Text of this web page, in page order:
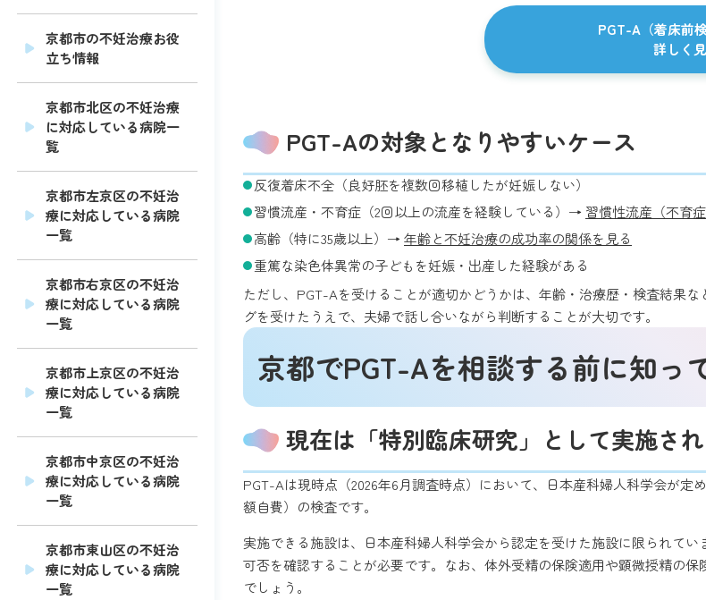
京都市の不妊治療お役
立ち情報
京都市北区の不妊治療
に対応している病院一
覧
京都市左京区の不妊治
療に対応している病院
一覧
京都市右京区の不妊治
療に対応している病院
一覧
京都市上京区の不妊治
療に対応している病院
一覧
京都市中京区の不妊治
療に対応している病院
一覧
京都市東山区の不妊治
療に対応している病院
一覧
PGT-A（着床前
詳しく
PGT-Aの対象となりやすいケース
反復着床不全（良好胚を複数回移植したが妊娠しない）
習慣流産・不育症（2回以上の流産を経験している）→ 習慣性流産（不育
高齢（特に35歳以上）→ 年齢と不妊治療の成功率の関係を見る
重篤な染色体異常の子どもを妊娠・出産した経験がある
ただし、PGT-Aを受けることが適切かどうかは、年齢・治療歴・検査結果
グを受けたうえで、夫婦で話し合いながら判断することが大切です。
京都でPGT-Aを相談する前に知っ
現在は「特別臨床研究」として実施さ
PGT-Aは現時点（2026年6月調査時点）において、日本産科婦人科学会が
額自費）の検査です。
実施できる施設は、日本産科婦人科学会から認定を受けた施設に限られて
可否を確認することが必要です。なお、体外受精の保険適用や顕微授精の
でしょう。